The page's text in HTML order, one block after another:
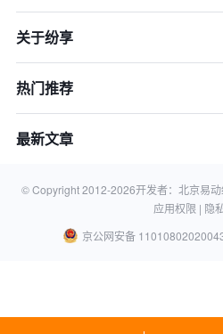
关于纷享
热门推荐
最新文章
© Copyright 2012-2026开发者：北京易
应用权限 | 隐
京公网安备